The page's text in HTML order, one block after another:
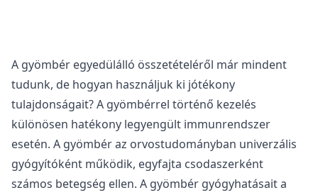
A gyömbér egyedülálló összetételéről már mindent
tudunk, de hogyan használjuk ki jótékony
tulajdonságait? A gyömbérrel történő kezelés
különösen hatékony legyengült immunrendszer
esetén. A gyömbér az orvostudományban univerzális
gyógyítóként működik, egyfajta csodaszerként
számos betegség ellen. A gyömbér gyógyhatásait a